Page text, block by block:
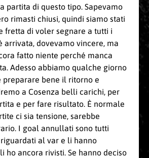
partita di questo tipo. Sapevamo
rimasti chiusi, quindi siamo stati
fretta di voler segnare a tutti i
arrivata, dovevamo vincere, ma
fatto niente perché manca
Adesso abbiamo qualche giorno
preparare bene il ritorno e
a Cosenza belli carichi, per
e per fare risultato. È normale
ci sia tensione, sarebbe
I goal annullati sono tutti
al var e li hanno
ho ancora rivisti. Se hanno deciso